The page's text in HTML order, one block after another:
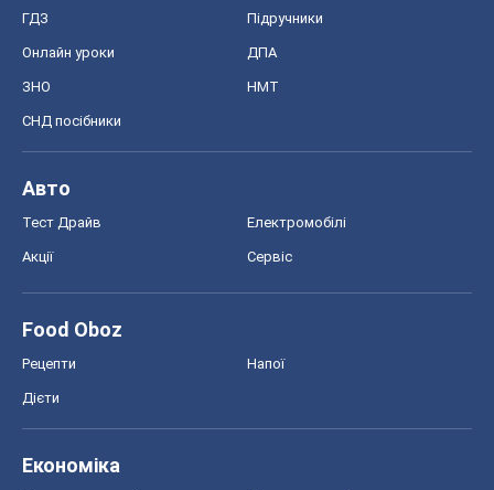
ГДЗ Підручники
Онлайн уроки ДПА
ЗНО НМТ
СНД посібники
Авто
Тест Драйв Електромобілі
Акції Сервіс
Food Oboz
Рецепти Напої
Дієти
Економіка